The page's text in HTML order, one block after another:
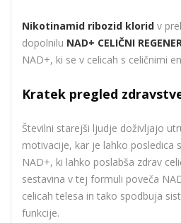
Nikotinamid ribozid klorid v
dopolnilu NAD+ CELIČNI
NAD+, ki se v celicah s celičnimi
Kratek pregled
Številni starejši ljudje doživljajo
motivacije, kar je lahko posledica
NAD+, ki lahko poslabša zdrav
sestavina v tej formuli poveča
celicah telesa in tako spodbuja
funkcije.